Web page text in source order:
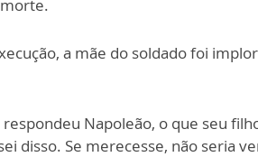
a mãe do soldado foi
Napoleão, o que seu
disso. Se merecesse, não seria